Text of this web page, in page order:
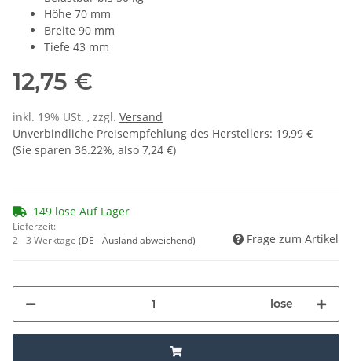
Höhe 70 mm
Breite 90 mm
Tiefe 43 mm
12,75 €
inkl. 19% USt. , zzgl. Versand
Unverbindliche Preisempfehlung des Herstellers: 19,99 €
(Sie sparen 36.22%, also 7,24 €)
149 lose Auf Lager
Lieferzeit:
2 - 3 Werktage (DE - Ausland abweichend) Frage zum Artikel
lose